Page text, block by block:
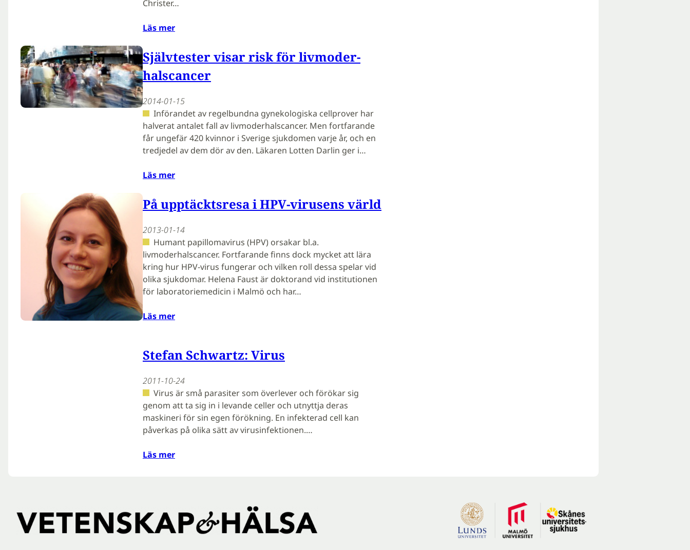
Christer…
Läs mer
Självtester visar risk för liv­mo­der­
halscan­cer
2014-01-15
Införandet av regelbundna gynekologiska cellprover har
halverat antalet fall av livmoderhalscancer. Men fortfarande
får ungefär 420 kvinnor i Sverige sjukdomen varje år, och en
tredjedel av dem dör av den. Läkaren Lotten Darlin ger i…
Läs mer
På upptäcktsresa i HPV-virusens värld
2013-01-14
Humant papillomavirus (HPV) orsakar bl.a.
livmoderhalscancer. Fortfarande finns dock mycket att lära
kring hur HPV-virus fungerar och vilken roll dessa spelar vid
olika sjukdomar. Helena Faust är doktorand vid institutionen
för laboratoriemedicin i Malmö och har…
Läs mer
Stefan Schwartz: Virus
2011-10-24
Virus är små parasiter som överlever och förökar sig
genom att ta sig in i levande celler och utnyttja deras
maskineri för sin egen förökning. En infekterad cell kan
påverkas på olika sätt av virusinfektionen.…
Läs mer